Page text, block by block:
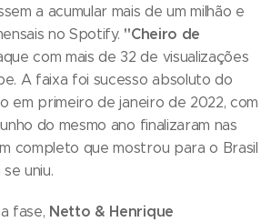
a acumular mais de um milhão e
no Spotify. "Cheiro de
com mais de 32 de visualizações
A faixa foi sucesso absoluto do
em primeiro de janeiro de 2022, com
do mesmo ano finalizaram nas
completo que mostrou para o Brasil
uniu.
fase, Netto & Henrique